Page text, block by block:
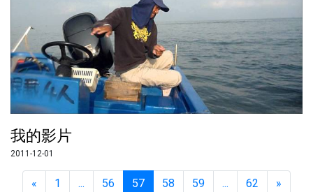
我的影片
2011-12-01
« 上一頁
1 ... 56 57 58 59 ... 62 »